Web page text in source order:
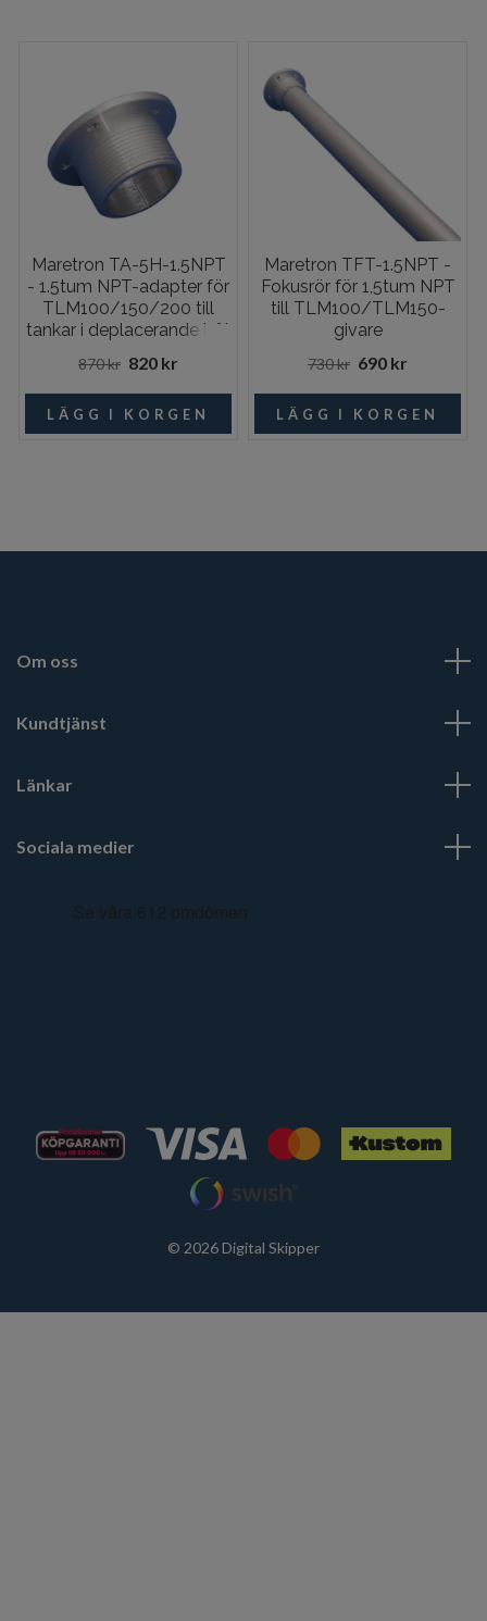
Maretron TA-5H-1.5NPT
- 1.5tum NPT-adapter för
TLM100/150/200 till
tankar i deplacerande båt
870 kr 820 kr
Maretron TFT-1.5NPT -
Fokusrör för 1,5tum NPT
till TLM100/TLM150-
givare
730 kr 690 kr
Om oss
Kundtjänst
Länkar
Sociala medier
© 2026 Digital Skipper